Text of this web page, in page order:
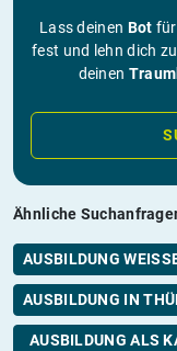
Lass deinen Bot
fest und lehn dich
deinen
Ähnliche
AUSBILDUNG
AUSBILDUNG IN
AUSBILDUNG ALS